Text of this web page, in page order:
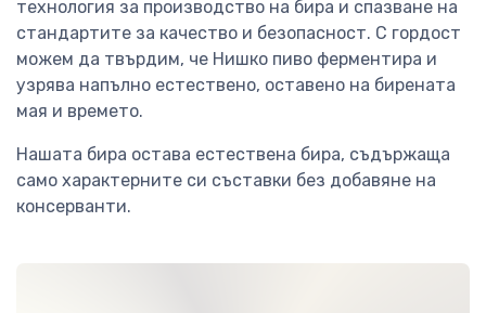
технология за производство на бира и спазване на
стандартите за качество и безопасност. С гордост
можем да твърдим, че Нишко пиво ферментира и
узрява напълно естествено, оставено на бирената
мая и времето.
Нашата бира остава естествена бира, съдържаща
само характерните си съставки без добавяне на
консерванти.